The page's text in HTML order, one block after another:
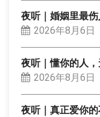
夜听｜婚姻里最
2026年8月6日
夜听｜懂你的人
2026年8月6日
夜听｜真正爱你